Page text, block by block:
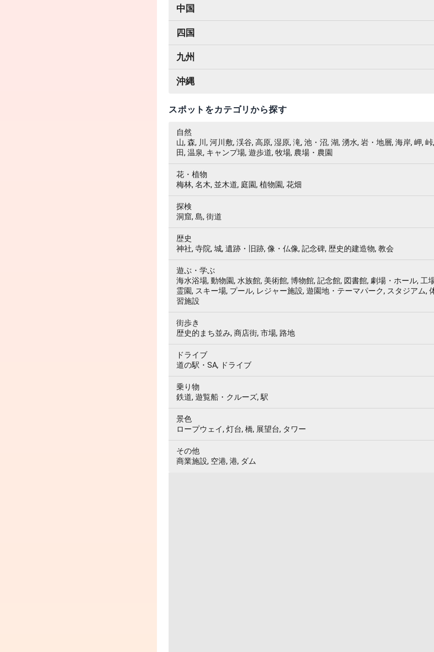
中国
四国
九州
沖縄
スポットをカテゴリから探す
自然
山, 森, 川, 河川敷, 渓谷, 高原, 湿原, 滝, 池・沼, 湖, 湧水, 岩・地層, 海岸, 岬,
田, 温泉, キャンプ場, 遊歩道, 牧場, 農場・農園
花・植物
梅林, 名木, 並木道, 庭園, 植物園, 花畑
探検
洞窟, 島, 街道
歴史
神社, 寺院, 城, 遺跡・旧跡, 像・仏像, 記念碑, 歴史的建造物, 教会
遊ぶ・学ぶ
海水浴場, 動物園, 水族館, 美術館, 博物館, 記念館, 図書館, 劇場・ホール, 工
霊園, スキー場, プール, レジャー施設, 遊園地・テーマパーク, スタジアム,
習施設
街歩き
歴史的まち並み, 商店街, 市場, 路地
ドライブ
道の駅・SA, ドライブ
乗り物
鉄道, 遊覧船・クルーズ, 駅
景色
ロープウェイ, 灯台, 橋, 展望台, タワー
その他
商業施設, 空港, 港, ダム